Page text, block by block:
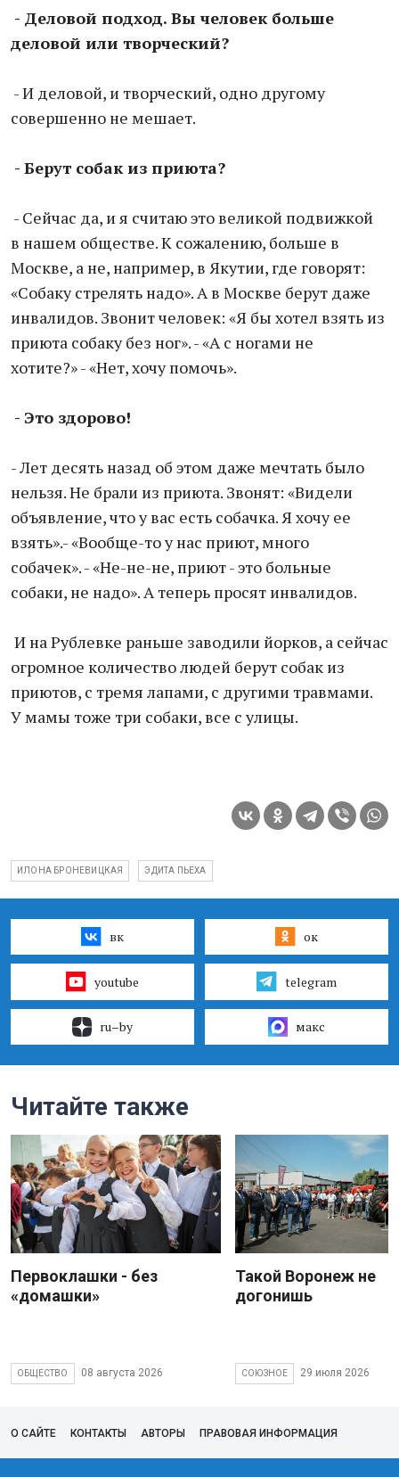
- Деловой подход. Вы человек больше
деловой или творческий?
- И деловой, и творческий, одно другому
совершенно не мешает.
- Берут собак из приюта?
- Сейчас да, и я считаю это великой подвижкой
в нашем обществе. К сожалению, больше в
Москве, а не, например, в Якутии, где говорят:
«Собаку стрелять надо». А в Москве берут даже
инвалидов. Звонит человек: «Я бы хотел взять из
приюта собаку без ног». - «А с ногами не
хотите?» - «Нет, хочу помочь».
- Это здорово!
- Лет десять назад об этом даже мечтать было
нельзя. Не брали из приюта. Звонят: «Видели
объявление, что у вас есть собачка. Я хочу ее
взять».- «Вообще-то у нас приют, много
собачек». - «Не-не-не, приют - это больные
собаки, не надо». А теперь просят инвалидов.
И на Рублевке раньше заводили йорков, а сейчас
огромное количество людей берут собак из
приютов, с тремя лапами, с другими травмами.
У мамы тоже три собаки, все с улицы.
ИЛОНА БРОНЕВИЦКАЯ ЭДИТА ПЬЕХА
вк ок
youtube telegram
ru–by макс
Читайте также
Первоклашки - без
«домашки»
ОБЩЕСТВО 08 августа 2026
Такой Воронеж не
догонишь
СОЮЗНОЕ 29 июля 2026
О САЙТЕ КОНТАКТЫ АВТОРЫ ПРАВОВАЯ ИНФОРМАЦИЯ